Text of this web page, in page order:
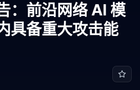
：前沿网络 AI 模
具备重大攻击能